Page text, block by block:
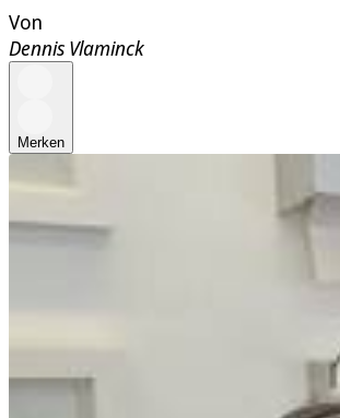
Von
Dennis Vlaminck
Merken